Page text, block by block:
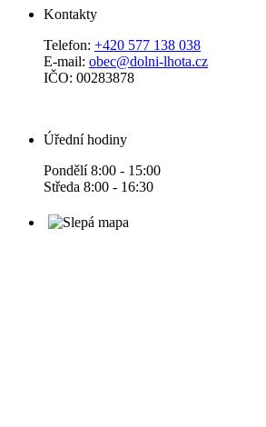
Kontakty
Telefon: +420 577 138 038
E-mail: obec@dolni-lhota.cz
IČO: 00283878
Úřední hodiny
Pondělí 8:00 - 15:00
Středa 8:00 - 16:30